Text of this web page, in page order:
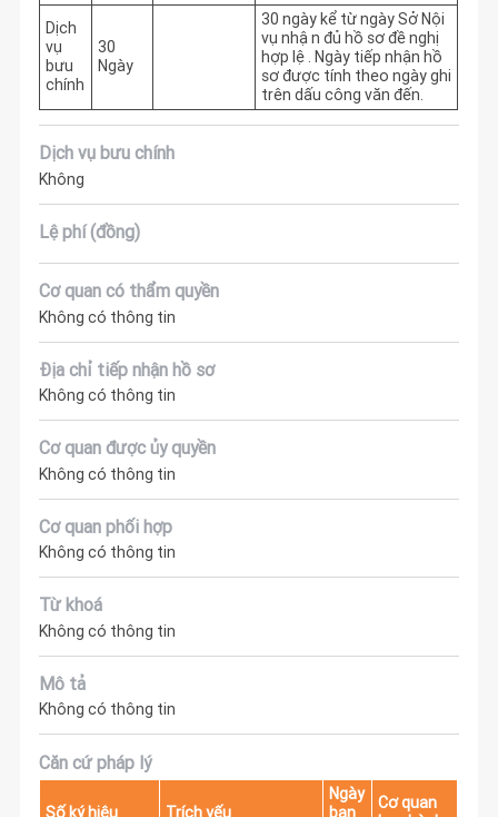
Dịch
vụ
bưu
chính
30
Ngày
30 ngày kể từ ngày Sở Nội
vụ nhận đủ hồ sơ đề nghị
hợp lệ. Ngày tiếp nhận hồ
sơ được tính theo ngày ghi
trên dấu công văn đến.
Dịch vụ bưu chính
Không
Lệ phí (đồng)
Cơ quan có thẩm quyền
Không có thông tin
Địa chỉ tiếp nhận hồ sơ
Không có thông tin
Cơ quan được ủy quyền
Không có thông tin
Cơ quan phối hợp
Không có thông tin
Từ khoá
Không có thông tin
Mô tả
Không có thông tin
Căn cứ pháp lý
Số ký hiệu Trích yếu
Ngày
ban
Cơ quan